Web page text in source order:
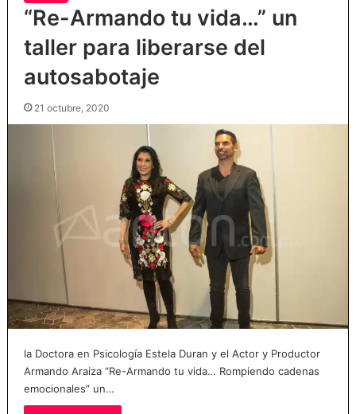
“Re-Armando tu vida…” un
taller para liberarse del
autosabotaje
21 octubre, 2020
la Doctora en Psicología Estela Duran y el Actor y Productor
Armando Araiza “Re-Armando tu vida… Rompiendo cadenas
emocionales” un…